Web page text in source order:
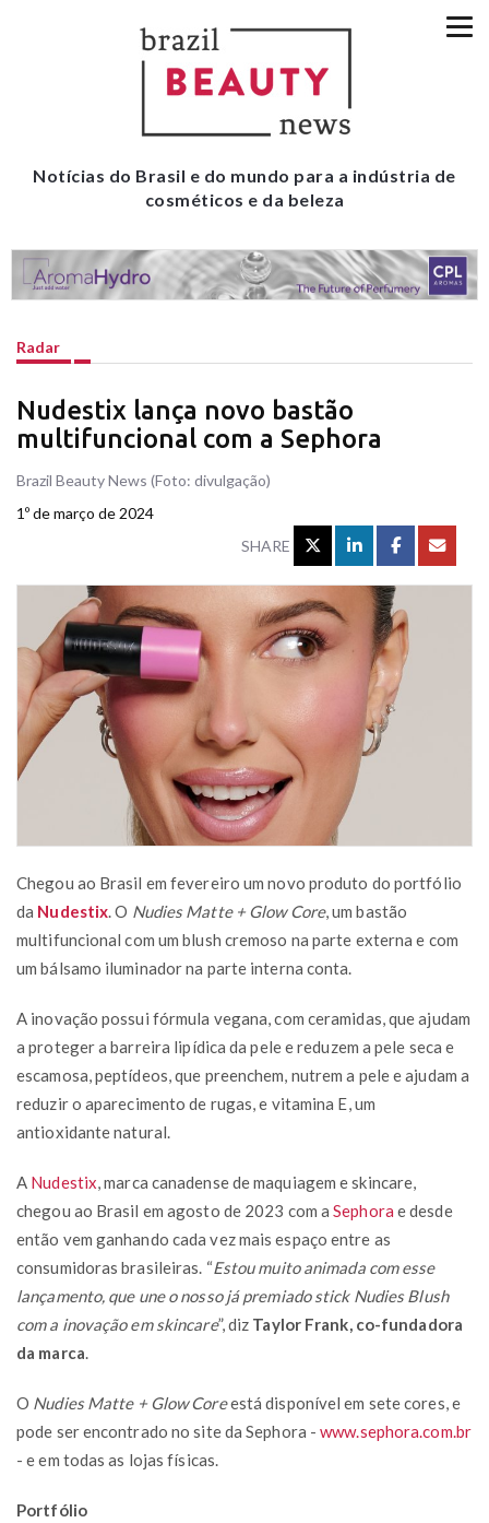
Notícias do Brasil e do mundo para a indústria de
cosméticos e da beleza
Radar
Nudestix lança novo bastão
multifuncional com a Sephora
Brazil Beauty News (Foto: divulgação)
1º de março de 2024
SHARE
Chegou ao Brasil em fevereiro um novo produto do portfólio
da Nudestix . O Nudies Matte + Glow Core, um bastão
multifuncional com um blush cremoso na parte externa e com
um bálsamo iluminador na parte interna conta.
A inovação possui fórmula vegana, com ceramidas, que ajudam
a proteger a barreira lipídica da pele e reduzem a pele seca e
escamosa, peptídeos, que preenchem, nutrem a pele e ajudam a
reduzir o aparecimento de rugas, e vitamina E, um
antioxidante natural.
A Nudestix , marca canadense de maquiagem e skincare,
chegou ao Brasil em agosto de 2023 com aSephora e desde
então vem ganhando cada vez mais espaço entre as
consumidoras brasileiras. “Estou muito animada com esse
lançamento, que une o nosso já premiado stick Nudies Blush
com a inovação em skincare”, diz Taylor Frank, co-fundadora
da marca
O Nudies Matte + Glow Coreestá disponível em sete cores, e
pode ser encontrado no site da Sephora -www.sephora.com.br
- e em todas as lojas físicas.
Portfólio